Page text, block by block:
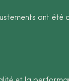
ont été